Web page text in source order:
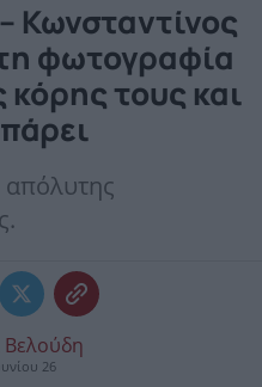
Κωνσταντίνος
φωτογραφία
τους και
απόλυτης
Βελούδη
26